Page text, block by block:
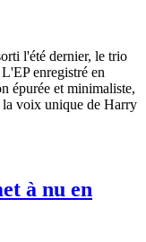
l'été dernier, le trio
enregistré en
épurée et minimaliste,
la voix unique de Harry
à nu en